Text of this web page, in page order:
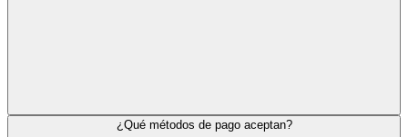
¿Qué métodos de pago aceptan?